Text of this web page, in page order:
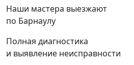
Наши мастера выезжают
по Барнаулу
Полная диагностика
и выявление неисправности